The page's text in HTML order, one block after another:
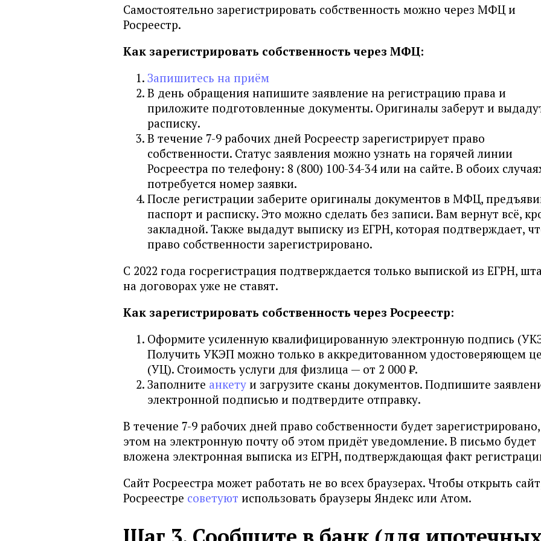
ЧЕЛИНДБАНК
Энергобанк
Экспобанк
Другой банк
Самостоятельно зарегистрировать собственность можно через МФЦ и
Росреестр.
Как зарегистрировать собственность через МФЦ:
Запишитесь на приём
В день обращения напишите заявление на регистрацию права и
приложите подготовленные документы. Оригиналы заберут и
расписку.
В течение 7-9 рабочих дней Росреестр зарегистрирует право
собственности. Статус заявления можно узнать на горячей линии
Росреестра по телефону: 8 (800) 100-34-34 или на сайте. В обоих
потребуется номер заявки.
После регистрации заберите оригиналы документов в МФЦ,
паспорт и расписку. Это можно сделать без записи. Вам вернут всё,
закладной. Также выдадут выписку из ЕГРН, которая подтверждает,
право собственности зарегистрировано.
С 2022 года госрегистрация подтверждается только выпиской из ЕГРН,
на договорах уже не ставят.
Как зарегистрировать собственность через Росреестр:
Оформите усиленную квалифицированную электронную подпись
Получить УКЭП можно только в аккредитованном удостоверяющем
(УЦ). Стоимость услуги для физлица — от 2 000 ₽.
Заполните анкету и загрузите сканы документов. Подпишите
электронной подписью и подтвердите отправку.
В течение 7-9 рабочих дней право собственности будет
этом на электронную почту об этом придёт уведомление. В письмо будет
вложена электронная выписка из ЕГРН, подтверждающая факт
Сайт Росреестра может работать не во всех браузерах. Чтобы открыть
Росреестре советуют использовать браузеры Яндекс или Атом.